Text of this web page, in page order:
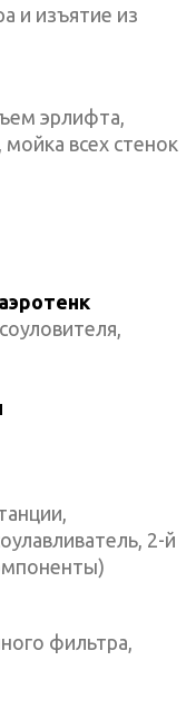
и изъятие из
эрлифта,
всех стенок
2-й
фильтра,